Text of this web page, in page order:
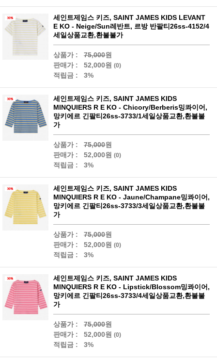
세인트제임스 키즈, SAINT JAMES KIDS LEVANT
E KO - Neige/Sun레반트, 르방 반팔티26ss-4152/4
세일상품교환,환불불가
상품가 : 75,000원
판매가 :
52,000원 (0)
적립금 : 3%
세인트제임스 키즈, SAINT JAMES KIDS
MINQUIERS R E KO - Chicory/Berberis밍콰이어,
망키에르 긴팔티26ss-3733/1세일상품교환,환불불
가
상품가 : 75,000원
판매가 :
52,000원 (0)
적립금 : 3%
세인트제임스 키즈, SAINT JAMES KIDS
MINQUIERS R E KO - Jaune/Champane밍콰이어,
망키에르 긴팔티26ss-3733/3세일상품교환,환불불
가
상품가 : 75,000원
판매가 :
52,000원 (0)
적립금 : 3%
세인트제임스 키즈, SAINT JAMES KIDS
MINQUIERS R E KO - Lipstick/Blossom밍콰이어,
망키에르 긴팔티26ss-3733/4세일상품교환,환불불
가
상품가 : 75,000원
판매가 :
52,000원 (0)
적립금 : 3%